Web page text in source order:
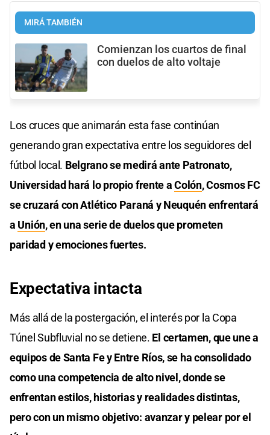
MIRÁ TAMBIÉN
Comienzan los cuartos de final
con duelos de alto voltaje
Los cruces que animarán esta fase continúan
generando gran expectativa entre los seguidores del
fútbol local. Belgrano se medirá ante Patronato,
Universidad hará lo propio frente aColón, Cosmos FC
se cruzará con Atlético Paraná y Neuquén enfrentará
a Unión, en una serie de duelos que prometen
paridad y emociones fuertes.
Expectativa intacta
Más allá de la postergación, el interés por la Copa
Túnel Subfluvial no se detiene. El certamen, que une a
equipos de Santa Fe y Entre Ríos, se ha consolidado
como una competencia de alto nivel, donde se
enfrentan estilos, historias y realidades distintas,
pero con un mismo objetivo: avanzar y pelear por el